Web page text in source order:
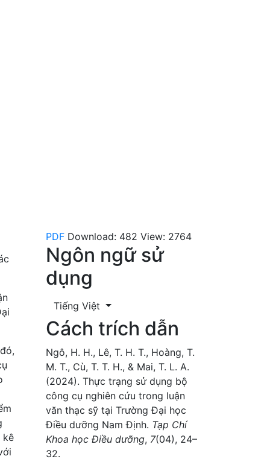
PDF Download: 482 View: 2764
Ngôn ngữ sử
dụng
Tiếng Việt
Cách trích dẫn
Ngô, H. H., Lê, T. H. T., Hoàng, T.
M. T., Cù, T. T. H., & Mai, T. L. A.
(2024). Thực trạng sử dụng bộ
công cụ nghiên cứu trong luận
văn thạc sỹ tại Trường Đại học
Điều dưỡng Nam Định. Tạp Chí
Khoa học Điều dưỡng, 7(04), 24–
32.
kê